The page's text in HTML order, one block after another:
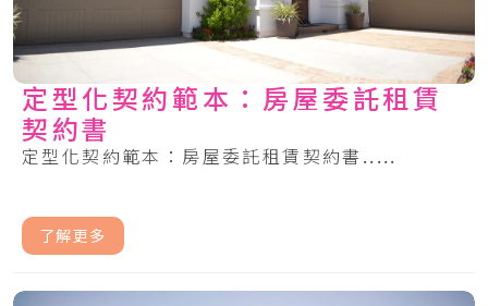
定型化契約範本：房屋委託租賃
契約書
定型化契約範本：房屋委託租賃契約書.....
了解更多